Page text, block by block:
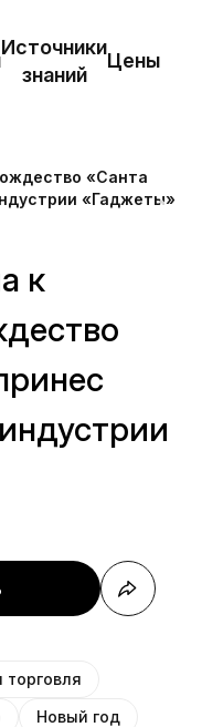
Источники
знаний
Цены
«Санта
«Гаджеты»
к
торговля
Новый год